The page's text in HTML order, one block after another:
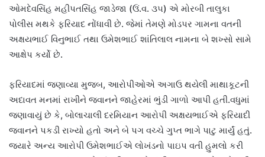
ઓમદેવસિંહ મહીપતસિંહ જાડેજા (ઉં.વ. ૩૫) એ મોરબી તાલુકા
પોલીસ મથકે ફરિયાદ નોંધાવી છે. જેમાં તેમણે મોડપર ગામના વતની
અક્ષયભાઈ વિનુભાઈ તથા ઉમેશભાઈ શાંતિલાલ નામના બે શખ્સો સામે
આક્ષેપ કર્યો છે.
ફરિયાદમાં જણાવ્યા મુજબ, આરોપીઓએ અગાઉ થયેલી માથાકૂટની
અદાવત મનમાં રાખીને જવાનને જાહેરમાં ભુંડી ગાળો આપી હતી.વધુમાં
જણાવાયું છે કે, બોલાચાલી દરમિયાન આરોપી અક્ષયભાઈએ ફરિયાદી
જવાનને પકડી રાખ્યો હતો અને બે પગ વચ્ચે ગુપ્ત ભાગે પાટુ માર્યું હતું.
જ્યારે અન્ય આરોપી ઉમેશભાઈએ લોખંડનો પાઇપ વતી હુમલો કરી